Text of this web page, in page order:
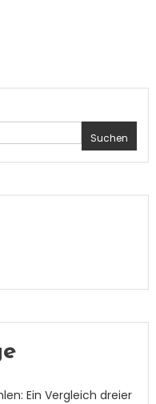
Suchen
Ein Vergleich dreier